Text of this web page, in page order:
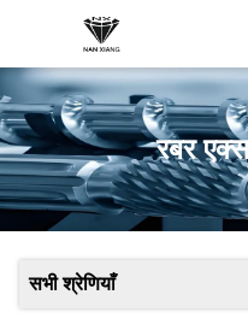
रबर
सभी श्रेणियाँ